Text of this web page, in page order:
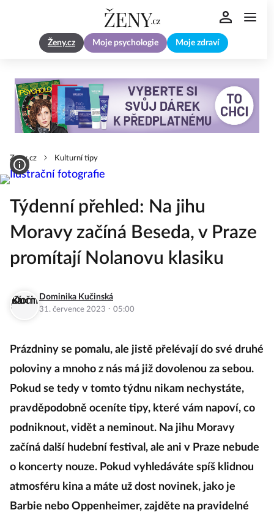
Ženy.cz Moje psychologie Moje zdraví
Zeny.cz Kulturní tipy
Týdenní přehled: Na jihu
Moravy začíná Beseda, v Praze
promítají Nolanovu klasiku
Dominika Kučinská
31. července 2023 · 05:00
Prázdniny se pomalu, ale jistě přelévají do své druhé
poloviny a mnoho z nás má již dovolenou za sebou.
Pokud se tedy v tomto týdnu nikam nechystáte,
pravděpodobně oceníte tipy, které vám napoví, co
podniknout, vidět a neminout. Na jihu Moravy
začíná další hudební festival, ale ani v Praze nebude
o koncerty nouze. Pokud vyhledáváte spíš klidnou
atmosféru kina a máte už dost novinek, jako je
Barbie nebo Oppenheimer, zajděte na pravidelné